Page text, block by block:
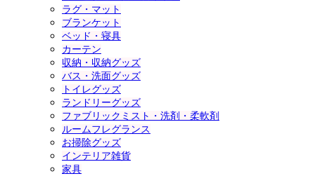
ラグ・マット
ブランケット
ベッド・寝具
カーテン
収納・収納グッズ
バス・洗面グッズ
トイレグッズ
ランドリーグッズ
ファブリックミスト・洗剤・柔軟剤
ルームフレグランス
お掃除グッズ
インテリア雑貨
家具